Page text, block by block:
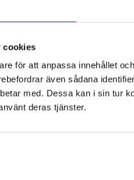
cookies
för att anpassa innehållet
även sådana
med. Dessa kan i sin tur
deras tjänster.